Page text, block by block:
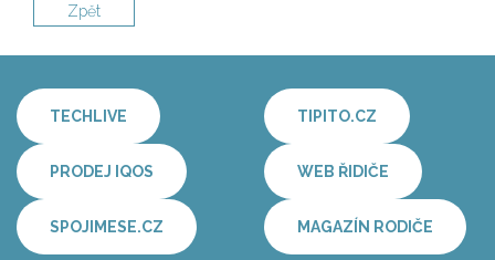
Zpět
TECHLIVE TIPITO.CZ
PRODEJ IQOS WEB ŘIDIČE
SPOJIMESE.CZ MAGAZÍN RODIČE